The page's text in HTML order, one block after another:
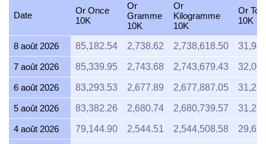
Date
Or Once
10K
Or
Gramme
10K
Or
Kilogramme
10K
Or Tola
10K
8 août 2026 85,182.54 2,738.62 2,738,618.50
7 août 2026 85,339.95 2,743.68 2,743,679.43
6 août 2026 83,293.53 2,677.89 2,677,887.05
5 août 2026 83,382.26 2,680.74 2,680,739.57
4 août 2026 79,144.90 2,544.51 2,544,508.58